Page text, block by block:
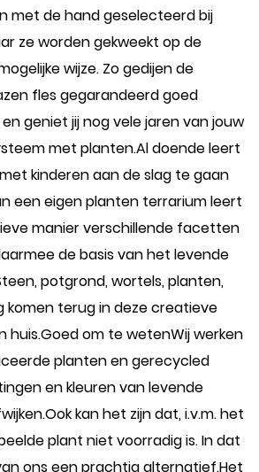
met de hand geselecteerd bij
ze worden gekweekt op de
wijze. Zo gedijen de
fles gegarandeerd goed
geniet jij nog vele jaren van jouw
met planten.Al doende leert
kinderen aan de slag te gaan
een eigen planten terrarium leert
manier verschillende facetten
de basis van het levende
potgrond, wortels, planten,
komen terug in deze creatieve
huis.Goed om te wetenWij werken
planten en gerecycled
en kleuren van levende
kan het zijn dat, i.v.m. het
plant niet voorradig is. In dat
ons een prachtig alternatief.Het